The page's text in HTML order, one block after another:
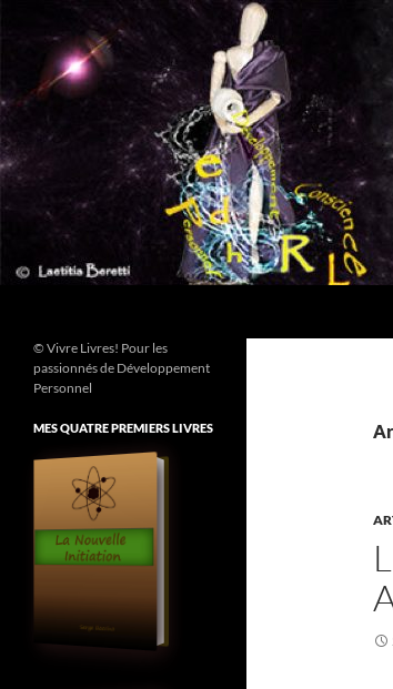
contenu
© Vivre Livres! Pour les
passionnés de Développement
Personnel
MES QUATRE PREMIERS LIVRES